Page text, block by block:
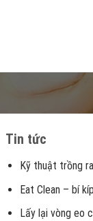
Tin tức
Kỹ thuật trồng
Eat Clean – bí
Lấy lại vòng eo